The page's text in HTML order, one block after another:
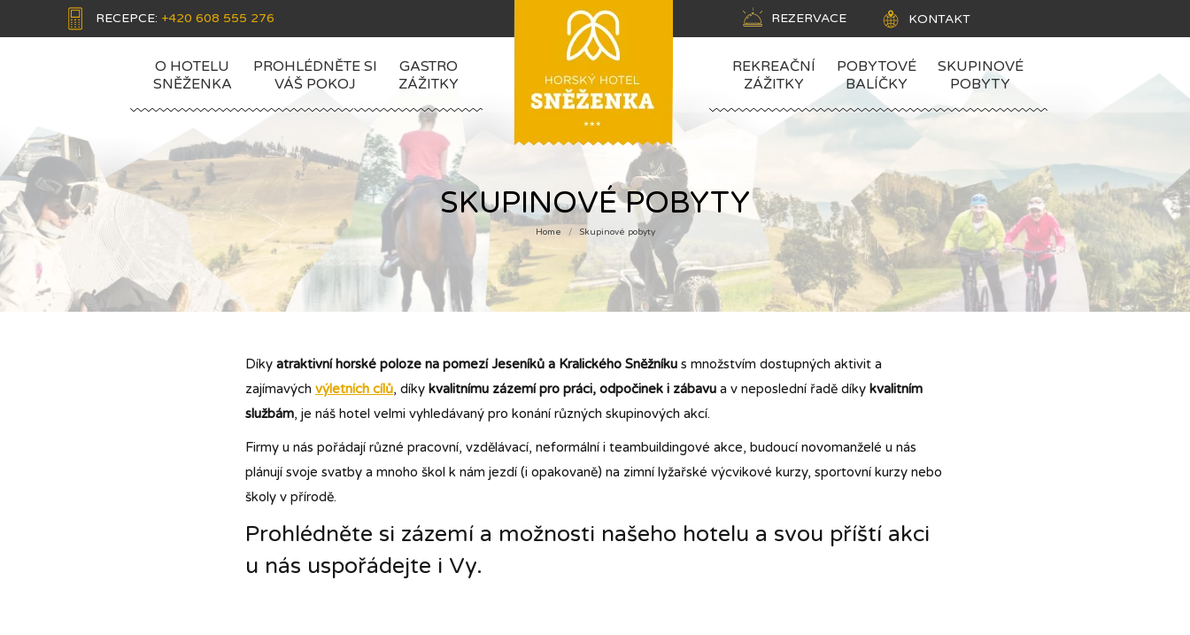
RECEPCE: +420 608 555 276 REZERVACE KONTAKT
O HOTELU
SNĚŽENKA
PROHLÉDNĚTE SI
VÁŠ POKOJ
GASTRO
ZÁŽITKY
REKREAČNÍ
ZÁŽITKY
POBYTOVÉ
BALÍČKY
SKUPINOVÉ
POBYTY
SKUPINOVÉ POBYTY
You are here:
Home Skupinové pobyty
Díky atraktivní horské poloze na pomezí Jeseníků a Kralického Sněžníku s množstvím dostupných aktivit a
zajímavých výletních cílů, díky kvalitnímu zázemí pro práci, odpočinek i zábavu a v neposlední řadě díky kvalitním
službám, je náš hotel velmi vyhledávaný pro konání různých skupinových akcí.
Firmy u nás pořádají různé pracovní, vzdělávací, neformální i teambuildingové akce, budoucí novomanželé u nás
plánují svoje svatby a mnoho škol k nám jezdí (i opakovaně) na zimní lyžařské výcvikové kurzy, sportovní kurzy nebo
školy v přírodě.
Prohlédněte si zázemí a možnosti našeho hotelu a svou příští akci
u nás uspořádejte i Vy.